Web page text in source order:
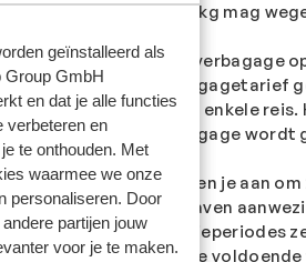
geïnstalleerd als
Group GmbH
en dat je alle functies
verbeteren en
te onthouden. Met
waarmee we onze
personaliseren. Door
partijen jouw
voor je te maken.
dan 32 kg mag
Voor overbagage
overbagagetarief
kilo per enkele
overbagage wordt
Wij raden je aan
luchthaven
vakantieperiodes
zodat je